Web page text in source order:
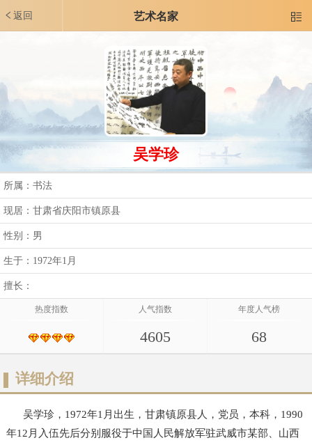
返回 艺术名家 
吴学珍
所属：书法
现居：甘肃省庆阳市镇原县
性别：男
生于：1972年1月
擅长：
热度指数 人气指数
4605
年度人气榜
68
详细介绍
吴学珍，1972年1月出生，甘肃镇原县人，党员，本科，1990
年12月入伍先后分别服役于中国人民解放军驻武威市某部、山西